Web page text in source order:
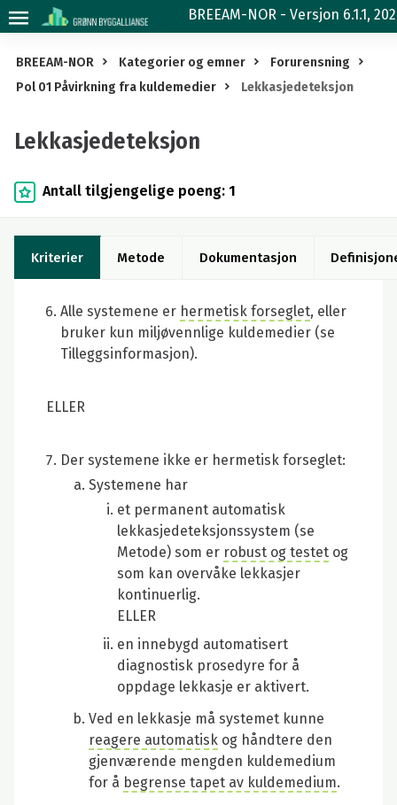
Lekkasjedeteksjon BREEAM-NOR - Versjon 6.1.1,
BREEAM-NOR Kategorier og emner
Forurensning
Pol 01 Påvirkning fra kuldemedier
Lekkasjedeteksjon
Lekkasjedeteksjon
Antall tilgjengelige poeng: 1
Kriterier Metode Dokumentasjon
Alle systemene er hermetisk forseglet, eller
bruker kun miljøvennlige kuldemedier (se
Tilleggsinformasjon).
ELLER
Der systemene ikke er hermetisk forseglet:
Systemene har
et permanent automatisk
lekkasjedeteksjonssystem (se
Metode) som er robust og testet og
som kan overvåke lekkasjer
kontinuerlig.
ELLER
en innebygd automatisert
diagnostisk prosedyre for å
oppdage lekkasje er aktivert.
Ved en lekkasje må systemet kunne
reagere automatisk og håndtere den
gjenværende mengden kuldemedium
for å begrense tapet av kuldemedium.